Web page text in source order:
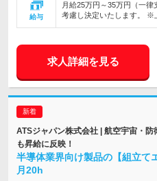
給与
月給25万円～35万円（一
考慮し決定いたします。 ※
求人詳細を見る
ATSジャパン株式会社 | 航空宇宙・
も昇給に反映！
半導体業界向け製品の【組立
月20h